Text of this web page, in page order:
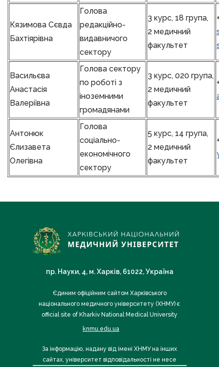
Кязимова Сєвда
Бахтіярівна
Голова
редакційно-
видавничого
сектору
3 курс, 18 група,
2 медичний
факультет
Васильєва
Анастасія
Валеріївна
Голова сектору
по роботі з
іноземними
громадянами
3 курс, 020 група,
2 медичний
факультет
Антонюк
Єлизавета
Олегівна
Голова
соціально-
економічного
сектору
5 курс, 14 група,
2 медичний
факультет
пр. Науки, 4, м. Харків, 61022, Україна
Єдиним офіційним сайтом Харківського
національного медичного університету (ХНМУ) є
official site of Kharkiv National Medical University
knmu.edu.ua
За інформацію, надану від імені ХНМУ на інших
сайтах, університет відповідальності не несе